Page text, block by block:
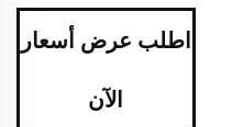
اطلب عرض أسعار
الآن